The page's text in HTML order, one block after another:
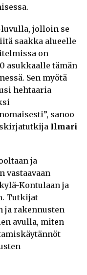
luvulla, jolloin se
saakka alueelle
on
asukkaalle tämän
Sen myötä
hehtaaria
sanoo
Ilmari
ja
vastaavaan
Kontulaan ja
Tutkijat
ja rakennusten
avulla, miten